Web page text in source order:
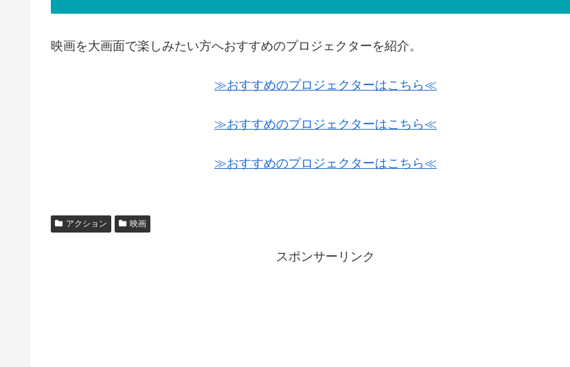
映画を大画面で楽しみたい方へおすすめのプロジェクターを紹介。
≫おすすめのプロジェクターはこちら≪
≫おすすめのプロジェクターはこちら≪
≫おすすめのプロジェクターはこちら≪
アクション 映画
スポンサーリンク